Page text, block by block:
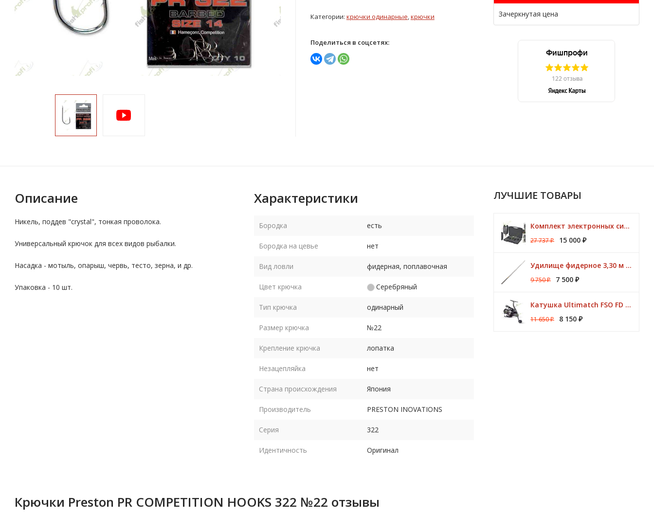
Категории: крючки одинарные,крючки
Поделиться в соцсетях:
Зачеркнутая цена
ЛУЧШИЕ ТОВАРЫ
Комплект электронных сигнализаторов TRAPER Prestige 4+1
27 737₽ 15 000 ₽
Удилище фидерное 3,30 м CK Method Feeder 60 гр / 3 - 10 lbs Browning
9 750₽ 7 500 ₽
Катушка Ultimatch FSO FD 835 8 подшипников 5,1:1 Browning
11 650₽ 8 150 ₽
Описание
Никель, поддев "crystal", тонкая проволока.
Универсальный крючок для всех видов рыбалки.
Насадка - мотыль, опарыш, червь, тесто, зерна, и др.
Упаковка - 10 шт.
Характеристики
Бородка есть
Бородка на цевье нет
Вид ловли фидерная, поплавочная
Цвет крючка Серебряный
Тип крючка одинарный
Размер крючка №22
Крепление крючка лопатка
Незацепляйка нет
Страна происхождения Япония
Производитель PRESTON INOVATIONS
Серия 322
Идентичность Оригинал
Крючки Preston PR COMPETITION HOOKS 322 №22 отзывы